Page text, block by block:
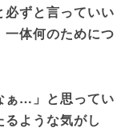
必ずと言っていい
一体何のためにつ
ぁ…」と思ってい
ような気がし